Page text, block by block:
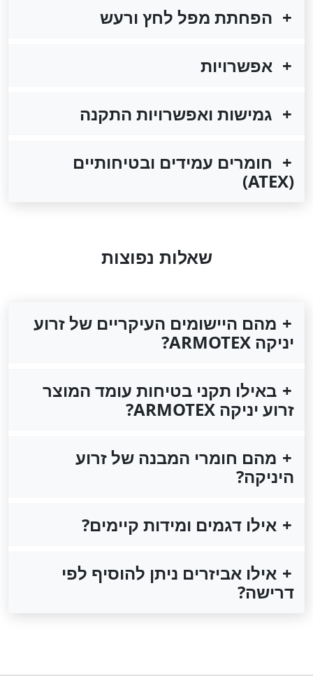
הפחתת מפל לחץ ורעש
אפשרויות
גמישות ואפשרויות התקנה
חומרים עמידים ובטיחותיים
(ATEX)
שאלות נפוצות
מהם היישומים העיקריים של זרוע
יניקה ARMOTEX?
באילו תקני בטיחות עומד המוצר
זרוע יניקה ARMOTEX?
מהם חומרי המבנה של זרוע
היניקה?
אילו דגמים ומידות קיימים?
אילו אביזרים ניתן להוסיף לפי
דרישה?